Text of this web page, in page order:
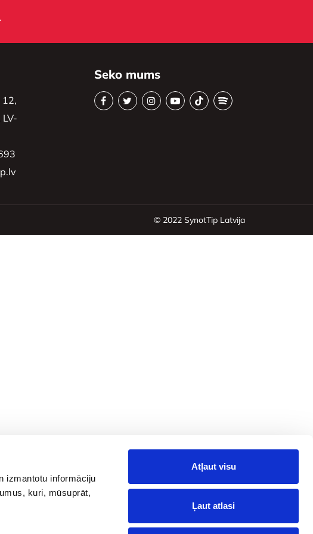
izmantotu informāciju
kuri, mūsuprāt,
Atļaut visu
Ļaut atlasi
12,
Seko mums
© 2022 SynotTip Latvija